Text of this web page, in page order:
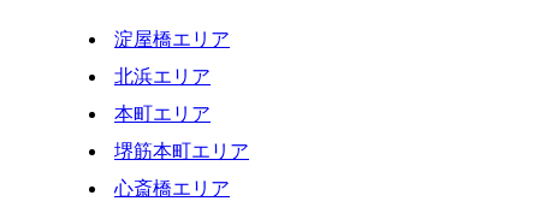
淀屋橋エリア
北浜エリア
本町エリア
堺筋本町エリア
心斎橋エリア